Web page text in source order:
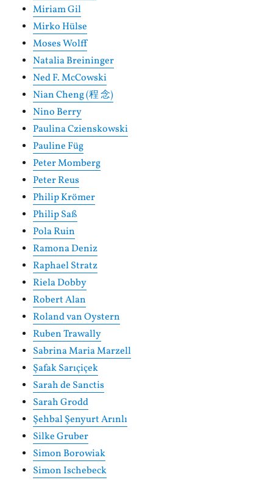
Miriam Gil
Mirko Hülse
Moses Wolff
Natalia Breininger
Ned F. McCowski
Nian Cheng (程 念)
Nino Berry
Paulina Czienskowski
Pauline Füg
Peter Momberg
Peter Reus
Philip Krömer
Philip Saß
Pola Ruin
Ramona Deniz
Raphael Stratz
Riela Dobby
Robert Alan
Roland van Oystern
Ruben Trawally
Sabrina Maria Marzell
Şafak Sarıçiçek
Sarah de Sanctis
Sarah Grodd
Şehbal Şenyurt Arınlı
Silke Gruber
Simon Borowiak
Simon Ischebeck